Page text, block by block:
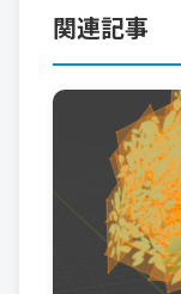
関連記事